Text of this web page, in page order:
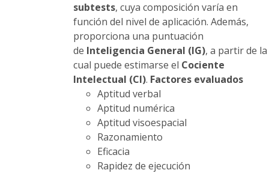
subtests, cuya composición varía en
función del nivel de aplicación. Además,
proporciona una puntuación
de Inteligencia General (IG), a partir de la
cual puede estimarse el Cociente
Intelectual (CI). Factores evaluados
Aptitud verbal
Aptitud numérica
Aptitud visoespacial
Razonamiento
Eficacia
Rapidez de ejecución